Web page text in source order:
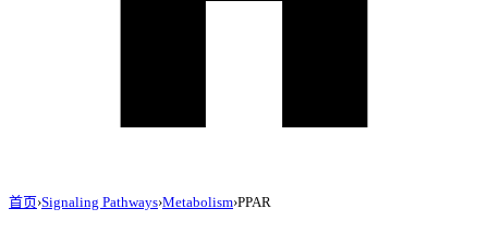
首页›Signaling Pathways›Metabolism›PPAR